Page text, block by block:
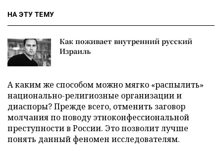
НА ЭТУ ТЕМУ
Как поживает внутренний русский
Израиль
А каким же способом можно мягко «распылить»
национально-религиозные организации и
диаспоры? Прежде всего, отменить заговор
молчания по поводу этноконфессиональной
преступности в России. Это позволит лучше
понять данный феномен исследователям.